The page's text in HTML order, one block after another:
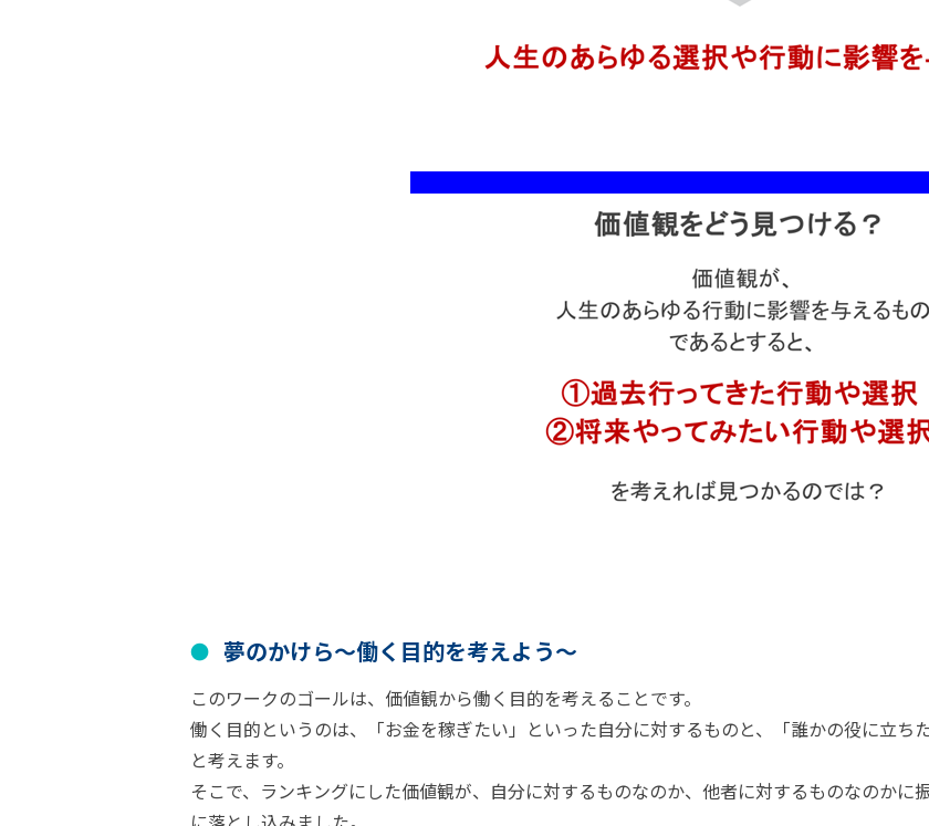
夢のかけら〜働く目的を考えよう〜
このワークのゴールは、価値観から働く目的を考えることです。
働く目的というのは、「お金を稼ぎたい」といった自分に対するものと、「誰かの役に立ち
と考えます。
そこで、ランキングにした価値観が、自分に対するものなのか、他者に対するものなのかに